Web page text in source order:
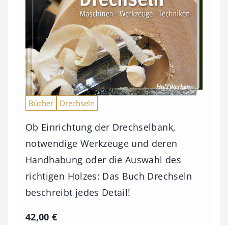
Bücher Drechseln
Ob Einrichtung der Drechselbank,
notwendige Werkzeuge und deren
Handhabung oder die Auswahl des
richtigen Holzes: Das Buch Drechseln
beschreibt jedes Detail!
42,00€